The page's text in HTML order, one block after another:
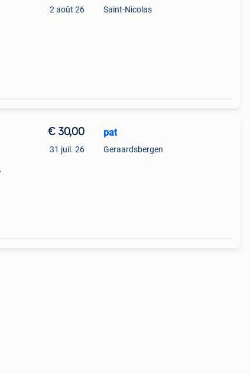
2 août 26 Saint-Nicolas
€ 30,00
31 juil. 26
pat
Geraardsbergen